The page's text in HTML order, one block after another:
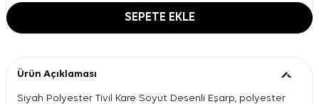
SEPETE EKLE
Ürün Açıklaması
Siyah Polyester Tivil Kare Soyut Desenli Eşarp, polyester